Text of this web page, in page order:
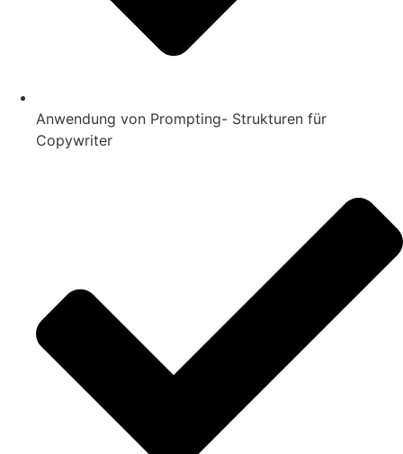
Anwendung von Prompting- Strukturen für
Copywriter